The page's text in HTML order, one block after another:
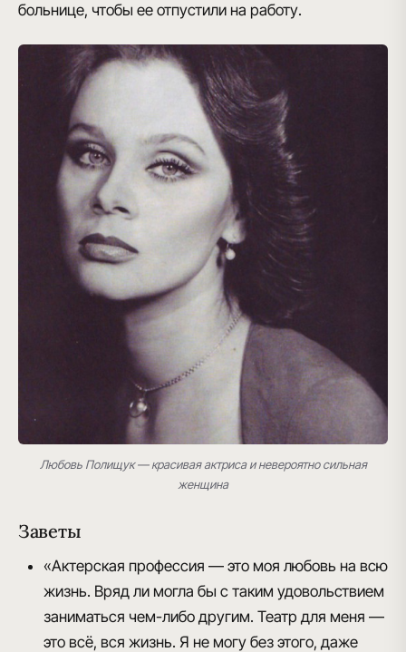
больнице, чтобы ее отпустили на работу.
Любовь Полищук — красивая актриса и невероятно сильная
женщина
Заветы
«Актерская профессия — это моя любовь на всю
жизнь. Вряд ли могла бы с таким удовольствием
заниматься чем-либо другим. Театр для меня —
это всё, вся жизнь. Я не могу без этого, даже